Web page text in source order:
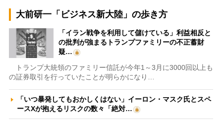
大前研一「ビジネス新大陸」の歩き方
「イラン戦争を利用して儲けている」利益相反と
の批判が強まるトランプファミリーの不正蓄財
疑…
トランプ大統領のファミリー信託が今年1～3月に3000回以上も
の証券取引を行っていたことが明らかになり…
「いつ暴発してもおかしくはない」イーロン・マスク氏とスペ
ースXが抱えるリスクの数々「絶対…